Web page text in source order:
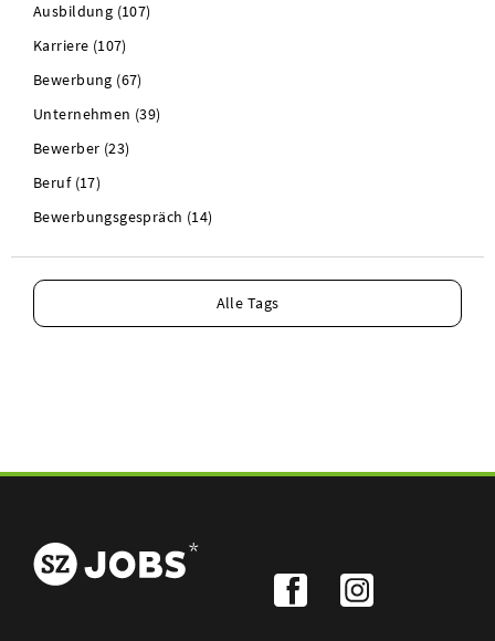
Ausbildung (107)
Karriere (107)
Bewerbung (67)
Unternehmen (39)
Bewerber (23)
Beruf (17)
Bewerbungsgespräch (14)
Alle Tags